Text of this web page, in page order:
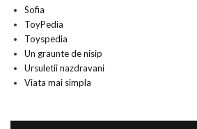
Sofia
ToyPedia
Toyspedia
Un graunte de nisip
Ursuletii nazdravani
Viata mai simpla